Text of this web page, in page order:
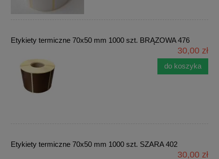
Etykiety termiczne 70x50 mm 1000 szt. BRĄZOWA 476
30,00 zł
do koszyka
Etykiety termiczne 70x50 mm 1000 szt. SZARA 402
30,00 zł